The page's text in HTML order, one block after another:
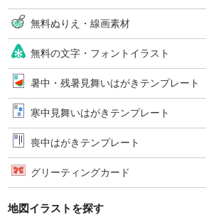
無料ぬりえ・線画素材
無料の文字・フォントイラスト
暑中・残暑見舞いはがきテンプレート
寒中見舞いはがきテンプレート
喪中はがきテンプレート
グリーティングカード
地図イラストを探す